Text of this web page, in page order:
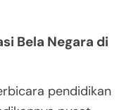
Bela Negara di
pendidikan